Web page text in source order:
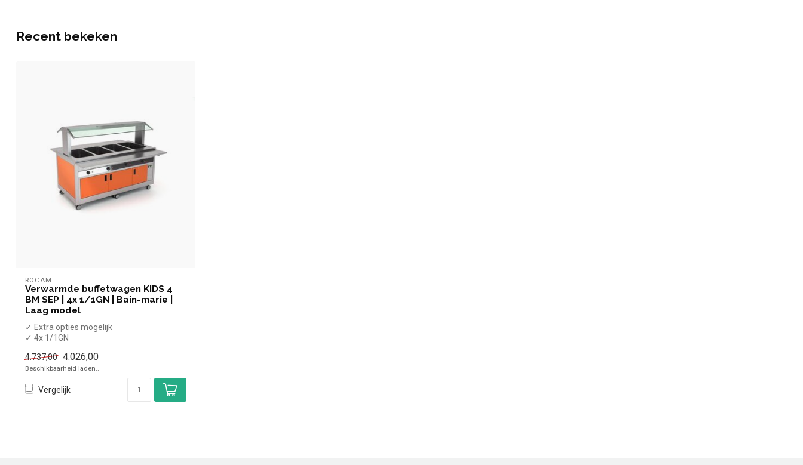
Recent bekeken
ROCAM
Verwarmde buffetwagen KIDS 4
BM SEP | 4x 1/1GN | Bain-marie |
Laag model
✓ Extra opties mogelijk
✓ 4x 1/1GN
x Zonder GN bakken
✓ 2...
4.737,00 4.026,00
Beschikbaarheid laden..
Vergelijk